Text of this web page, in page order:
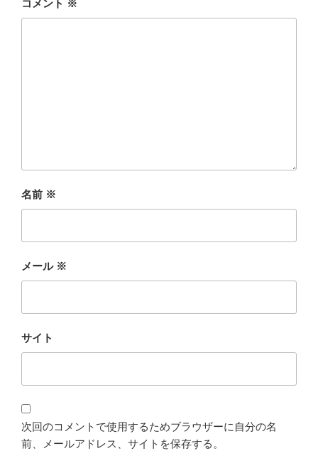
コメント ※
名前 ※
メール ※
サイト
次回のコメントで使用するためブラウザーに自分の名
前、メールアドレス、サイトを保存する。